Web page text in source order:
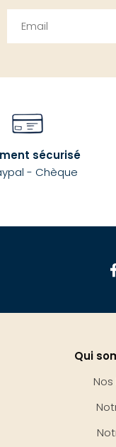
sécurisé
- Chèque
Qui